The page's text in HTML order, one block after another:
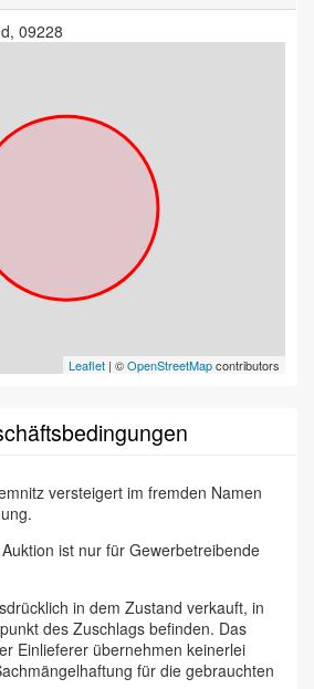
09228
Leaflet | ©OpenStreetMapcontributors
versteigert im fremden Namen
ist nur für Gewerbetreibende
in dem Zustand verkauft, in
des Zuschlags befinden. Das
Einlieferer übernehmen keinerlei
für die gebrauchten